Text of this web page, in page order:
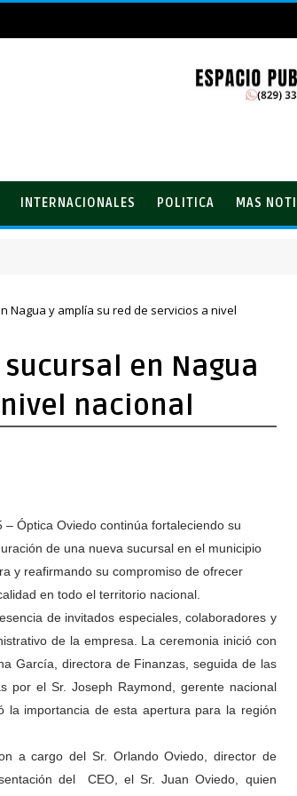
INTERNACIONALES POLITICA MAS
Nagua y amplía su red de servicios a nivel
en Nagua
nacional
Óptica Oviedo continúa fortaleciendo su
de una nueva sucursal en el municipio
y reafirmando su compromiso de ofrecer
en todo el territorio nacional.
de invitados especiales, colaboradores y
de la empresa. La ceremonia inició con
García, directora de Finanzas, seguida de las
por el Sr. Joseph Raymond, gerente nacional
la importancia de esta apertura para la región
a cargo del Sr. Orlando Oviedo, director de
del CEO, el Sr. Juan Oviedo, quien